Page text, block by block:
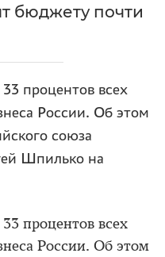
бюджету почти
процентов всех
России. Об этом
союза
Шпилько на
процентов всех
России. Об этом